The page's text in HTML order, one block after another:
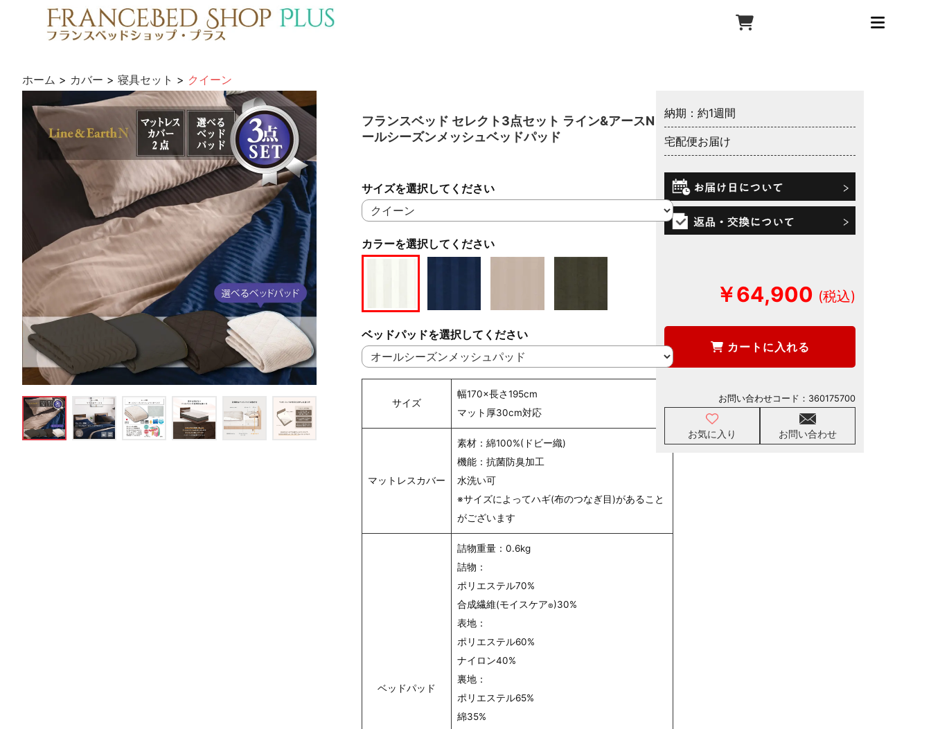
ホーム > カバー > 寝具セット > クイーン
フランスベッド セレクト3点セット ライン&アースN オ
ールシーズンメッシュベッドパッド
カラーを選択してください
サイズを選択してください
ベッドパッドを選択してください
サイズ
幅170×長さ195cm
マット厚30cm対応
マットレスカバー
素材：綿100%(ドビー織)
機能：抗菌防臭加工
水洗い可
※サイズによってハギ(布のつなぎ目)があること
がございます
ベッドパッド
詰物重量：0.6kg
詰物：
ポリエステル70%
合成繊維(モイスケア®)30%
表地：
ポリエステル60%
ナイロン40%
裏地：
ポリエステル65%
綿35%
納期：約1週間
宅配便お届け
￥64,900
カートに入れる
お気に入り お問い合わせ
お問い合わせコード： 360175700